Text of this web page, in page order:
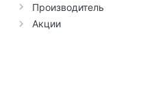
Производитель
Акции